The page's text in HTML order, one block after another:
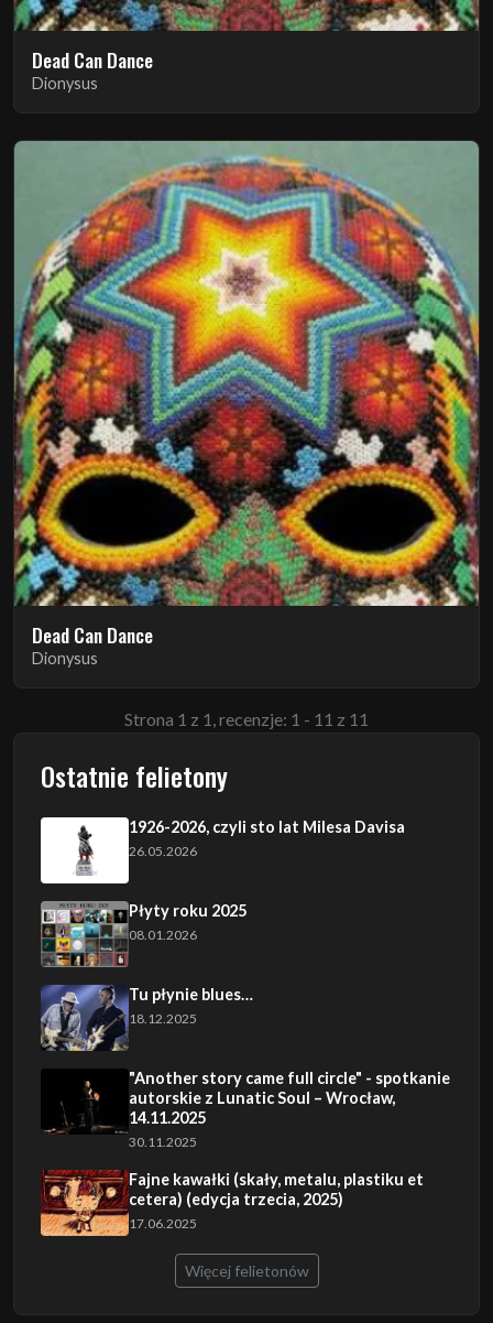
Dead Can Dance
Dionysus
Dead Can Dance
Dionysus
Strona 1 z 1, recenzje: 1 - 11 z 11
Ostatnie felietony
1926-2026, czyli sto lat Milesa Davisa
26.05.2026
Płyty roku 2025
08.01.2026
Tu płynie blues…
18.12.2025
"Another story came full circle" - spotkanie
autorskie z Lunatic Soul – Wrocław,
14.11.2025
30.11.2025
Fajne kawałki (skały, metalu, plastiku et
cetera) (edycja trzecia, 2025)
17.06.2025
Więcej felietonów